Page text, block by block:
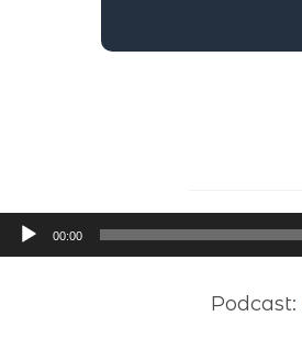
Lecteur
audio
00:00
Podcast: